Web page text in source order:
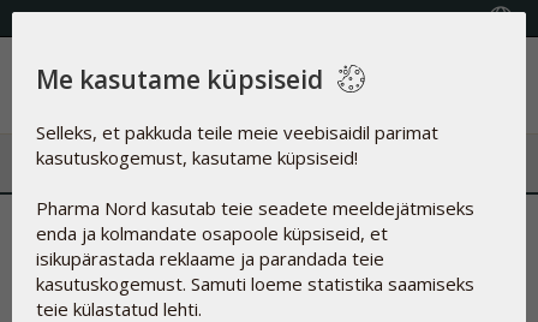
KVALITEETSED TOIDULISANDID
Menüü
Toimiv ainevahetus ja terve
kilpnääre käivad käsikäes
Me kasutame küpsiseid
Selleks, et pakkuda teile meie veebisaidil parimat
kasutuskogemust, kasutame küpsiseid!
Pharma Nord kasutab teie seadete meeldejätmiseks
enda ja kolmandate osapoole küpsiseid, et
isikupärastada reklaame ja parandada teie
kasutuskogemust. Samuti loeme statistika saamiseks
teie külastatud lehti.